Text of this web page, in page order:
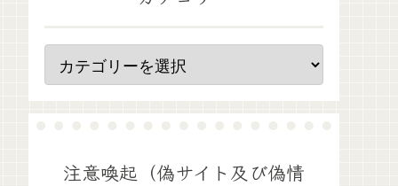
注意喚起（偽サイト及び偽情